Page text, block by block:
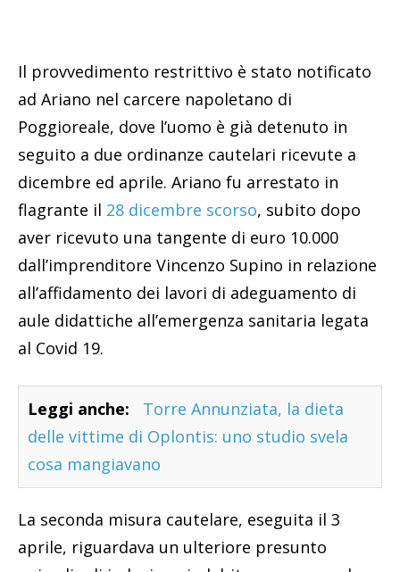
Il provvedimento restrittivo è stato notificato
ad Ariano nel carcere napoletano di
Poggioreale, dove l’uomo è già detenuto in
seguito a due ordinanze cautelari ricevute a
dicembre ed aprile. Ariano fu arrestato in
flagrante il 28 dicembre scorso, subito dopo
aver ricevuto una tangente di euro 10.000
dall’imprenditore Vincenzo Supino in relazione
all’affidamento dei lavori di adeguamento di
aule didattiche all’emergenza sanitaria legata
al Covid 19.
Leggi anche:
Torre Annunziata, la dieta
delle vittime di Oplontis: uno studio svela
cosa mangiavano
La seconda misura cautelare, eseguita il 3
aprile, riguardava un ulteriore presunto